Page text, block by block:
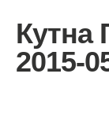
Кутна
2015-